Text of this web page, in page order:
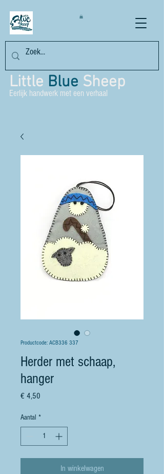
Little Blue Sheep
Eerlijk handwerk met een verhaal
Productcode: ACB336 337
Herder met schaap,
hanger
€ 4,50
Aantal *
In winkelwagen